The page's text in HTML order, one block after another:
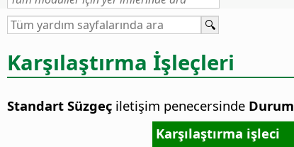
Karşılaştırma İşleçleri
Standart Süzgeç iletişim penecersinde Durum
Karşılaştırma işleci